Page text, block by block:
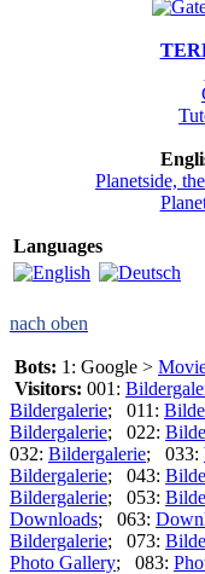
Planetside,
Languages
nach oben
Bots: 1: Google >
Visitors: 001:
Bildergalerie; 011:
Bildergalerie; 022:
032: Bildergalerie; 033:
Bildergalerie; 043:
Bildergalerie; 053:
Downloads; 063:
Bildergalerie; 073:
Photo Gallery; 083: